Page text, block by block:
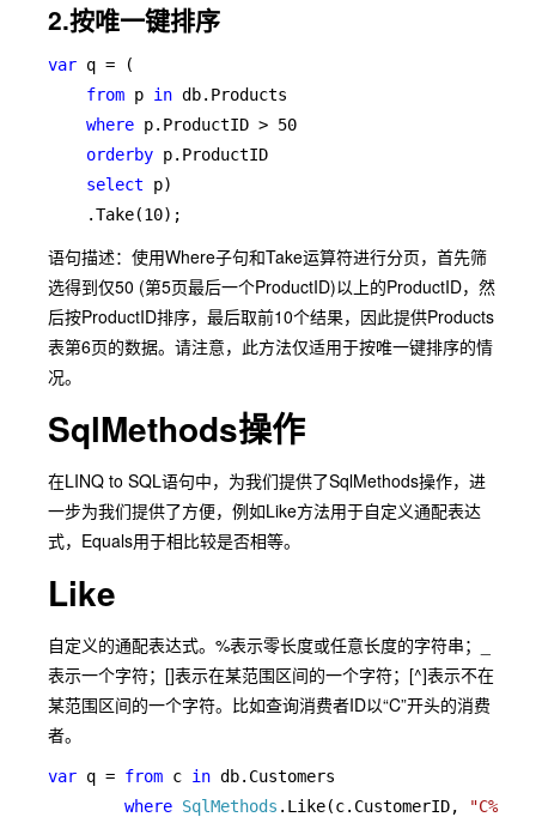
2.按唯一键排序
var q = (
from p in db.Products
where p.ProductID > 50
orderby p.ProductID
select p)
    .Take(10);
语句描述：使用Where子句和Take运算符进行分页，首先筛
选得到仅50 (第5页最后一个ProductID)以上的ProductID，然
后按ProductID排序，最后取前10个结果，因此提供Products
表第6页的数据。请注意，此方法仅适用于按唯一键排序的情
况。
SqlMethods操作
在LINQ to SQL语句中，为我们提供了SqlMethods操作，进
一步为我们提供了方便，例如Like方法用于自定义通配表达
式，Equals用于相比较是否相等。
Like
自定义的通配表达式。%表示零长度或任意长度的字符串；_
表示一个字符；[]表示在某范围区间的一个字符；[^]表示不在
某范围区间的一个字符。比如查询消费者ID以“C”开头的消费
者。
var q = from c in db.Customers
where SqlMethods .Like(c.CustomerID, "C%"